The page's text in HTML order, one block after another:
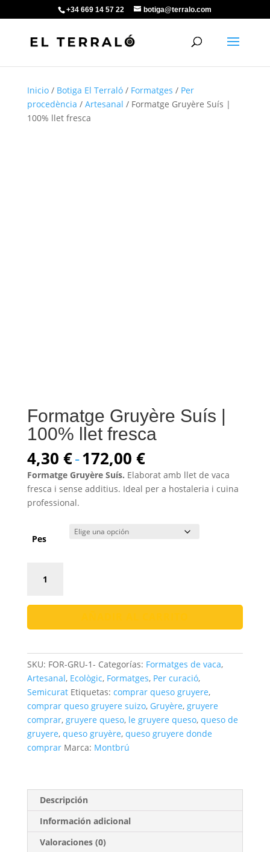
+34 669 14 57 22 botiga@terralo.com
Inicio/ Botiga El Terraló/ Formatges / Per
procedència / Artesanal / Formatge Gruyère Suís |
100% llet fresca
Formatge Gruyère Suís |
100% llet fresca
4,30 €-172,00 €Rango
de
precios:
desde
172,00 €
Formatge Gruyère Suís. Elaborat amb llet de vaca
fresca i sense additius. Ideal per a hostaleria i cuina
professional.
Pes
Gruyère
|
100%
fresca
cantidad
SKU: FOR-GRU-1- Categorías: Formatges de vaca,
Artesanal, Ecològic, Formatges, Per curació,
Semicurat Etiquetas: comprar queso gruyere,
comprar queso gruyere suizo, Gruyère, gruyere
comprar, gruyere queso, le gruyere queso, queso de
gruyere, queso gruyère, queso gruyere donde
comprar Marca: Montbrú
Descripción
Información adicional
Valoraciones (0)